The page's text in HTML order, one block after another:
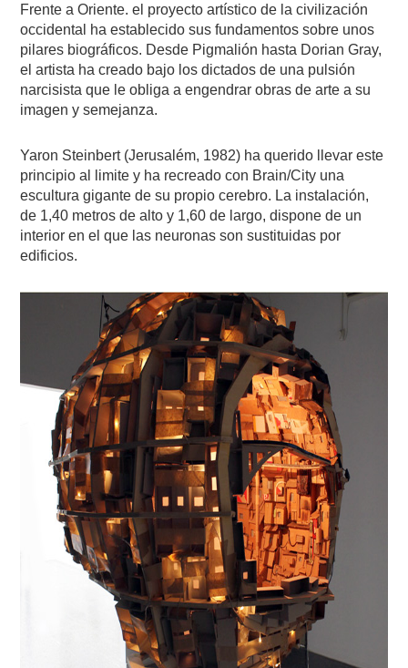
Frente a Oriente. el proyecto artístico de la civilización
occidental ha establecido sus fundamentos sobre unos
pilares biográficos. Desde Pigmalión hasta Dorian Gray,
el artista ha creado bajo los dictados de una pulsión
narcisista que le obliga a engendrar obras de arte a su
imagen y semejanza.
Yaron Steinbert (Jerusalém, 1982) ha querido llevar este
principio al limite y ha recreado con Brain/City una
escultura gigante de su propio cerebro. La instalación,
de 1,40 metros de alto y 1,60 de largo, dispone de un
interior en el que las neuronas son sustituidas por
edificios.